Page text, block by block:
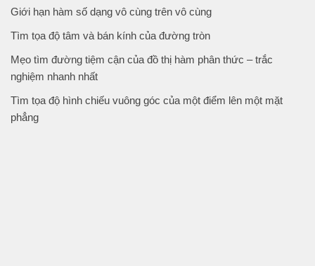
Giới hạn hàm số dạng vô cùng trên vô cùng
Tìm tọa độ tâm và bán kính của đường tròn
Mẹo tìm đường tiệm cận của đồ thị hàm phân thức – trắc
nghiệm nhanh nhất
Tìm tọa độ hình chiếu vuông góc của một điểm lên một mặt
phẳng